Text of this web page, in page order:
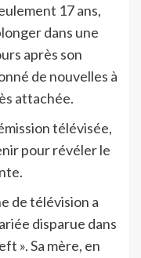
17 ans,
dans une
après son
de nouvelles à
attachée.
télévisée,
pour révéler le
de télévision a
disparue dans
». Sa mère, en